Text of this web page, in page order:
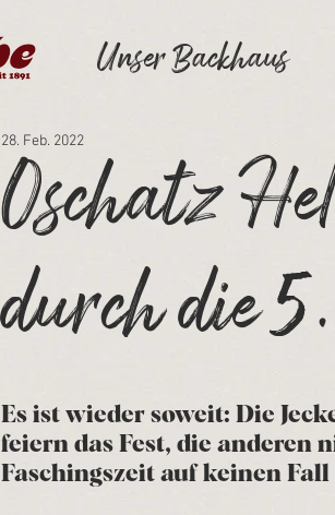
Unser Backhaus
Oschatz
durch die
28. Feb. 2022
Es ist wieder soweit: Die
feiern das Fest, die anderen
Faschingszeit auf keinen